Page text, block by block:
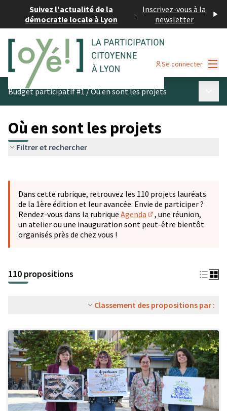
Suivez l'actualité de la
démocratie locale à Lyon
- Inscrivez-vous à la
newsletter
Se connecter
Budget participatif #1/Où en sont les projets
Où en sont les projets
Filtrer et rechercher
−
Dans cette rubrique, retrouvez les 110 projets lauréats
de la 1ère édition et leur avancée. Envie de participer ?
Rendez-vous dans la rubrique Agenda
(S'ouvre dans un
, une réunion,
un atelier ou une inauguration sont peut-être bientôt
organisés près de chez vous !
110 propositions
Classement des propositions par :